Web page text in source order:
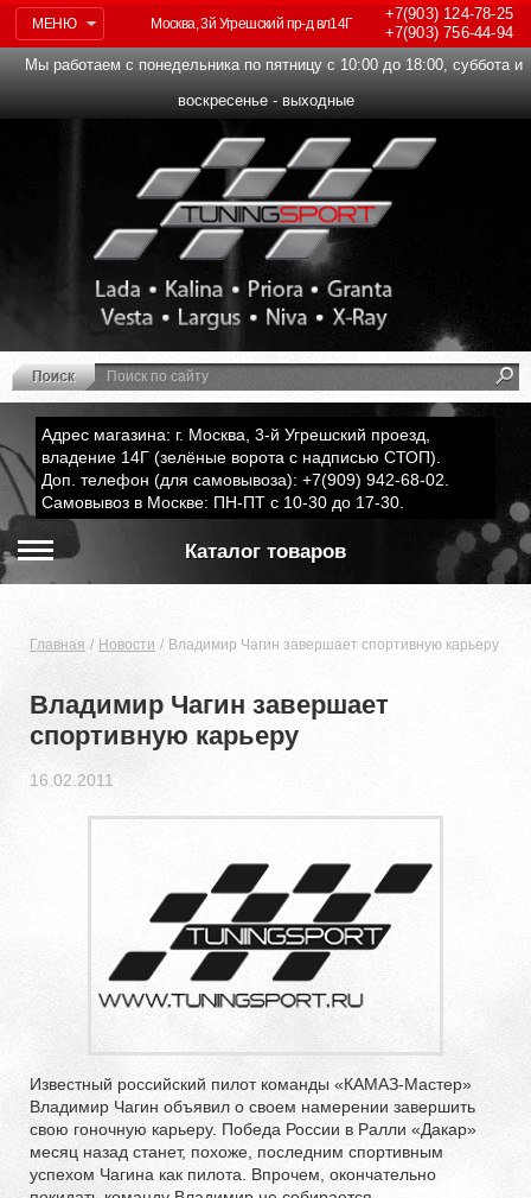
МЕНЮ
+7(903)124-78-25
+7(903)756-44-94
Москва, 3й Угрешский пр-д вл14Г
Мы работаем с понедельника по пятницу с 10:00 до 18:00, суббота и
воскресенье - выходные
Адрес магазина: г. Москва, 3-й Угрешский проезд,
владение 14Г (зелёные ворота с надписью СТОП).
Доп. телефон (для самовывоза): +7(909) 942-68-02.
Самовывоз в Москве: ПН-ПТ с 10-30 до 17-30.
Каталог товаров
Главная Новости Владимир Чагин завершает спортивную карьеру
Владимир Чагин завершает
спортивную карьеру
16.02.2011
Известный российский пилот команды «КАМАЗ-Мастер»
Владимир Чагин объявил о своем намерении завершить
свою гоночную карьеру. Победа России в Ралли «Дакар»
месяц назад станет, похоже, последним спортивным
успехом Чагина как пилота. Впрочем, окончательно